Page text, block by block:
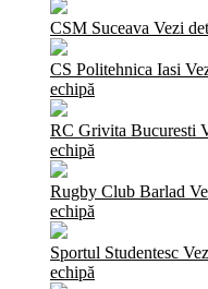
CSM Suceava Vezi
CS Politehnica Iasi
echipă
RC Grivita Bucuresti
echipă
Rugby Club Barlad
echipă
Sportul Studentesc
echipă